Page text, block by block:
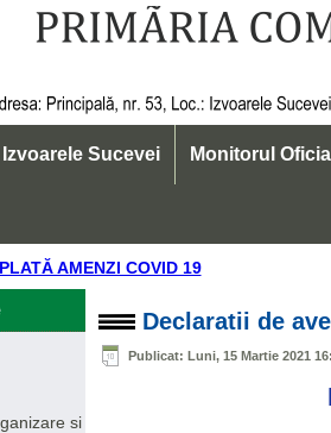
Sucevei Monitorul
PLATĂ AMENZI COVID 19
si
Declaratii de
Publicat: Luni, 15 Martie 2021